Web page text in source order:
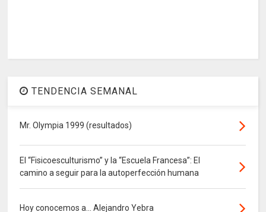
TENDENCIA SEMANAL
Mr. Olympia 1999 (resultados)
El “Fisicoesculturismo” y la “Escuela Francesa”: El
camino a seguir para la autoperfección humana
Hoy conocemos a... Alejandro Yebra